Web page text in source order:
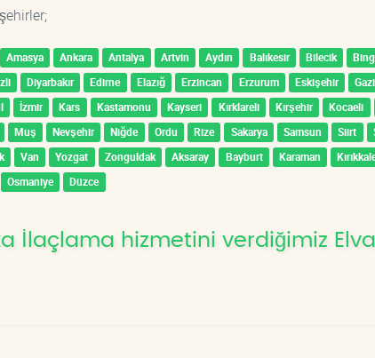
Amasya Ankara Antalya Artvin Aydın Balıkesir Bilecik
Diyarbakır Edirne Elazığ Erzincan Erzurum Eskişehir
İzmir Kars Kastamonu Kayseri Kırklareli Kırşehir Kocaeli
Muş Nevşehir Niğde Ordu Rize Sakarya Samsun Siirt
Van Yozgat Zonguldak Aksaray Bayburt Karaman
Osmaniye Düzce
İlaçlama hizmetini verdiğimiz